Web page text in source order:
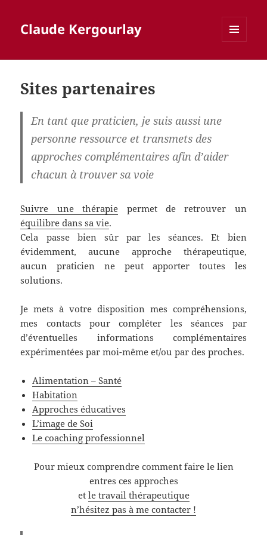
Claude Kergourlay
Sites partenaires
En tant que praticien, je suis aussi une
personne ressource et transmets des
approches complémentaires afin d’aider
chacun à trouver sa voie
Suivre une thérapie permet de retrouver un
équilibre dans sa vie.
Cela passe bien sûr par les séances. Et bien
évidemment, aucune approche thérapeutique,
aucun praticien ne peut apporter toutes les
solutions.
Je mets à votre disposition mes compréhensions,
mes contacts pour compléter les séances par
d’éventuelles informations complémentaires
expérimentées par moi-même et/ou par des proches.
Alimentation – Santé
Habitation
Approches éducatives
L’image de Soi
Le coaching professionnel
Pour mieux comprendre comment faire le lien
entres ces approches
et le travail thérapeutique
n’hésitez pas à me contacter !